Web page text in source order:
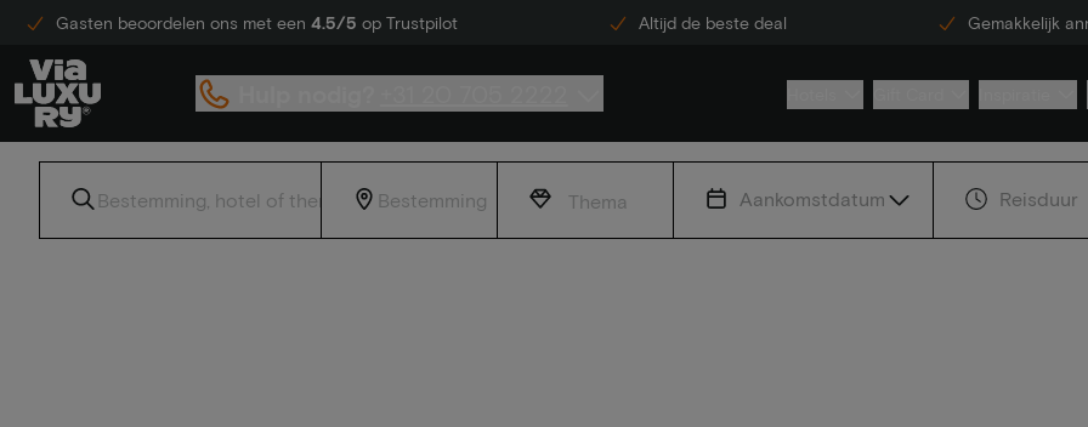
Gasten beoordelen ons met een 4.5/5 op Trustpilot Altijd de beste deal Gemakkelijk
Thema Aankomstdatum Reisduur